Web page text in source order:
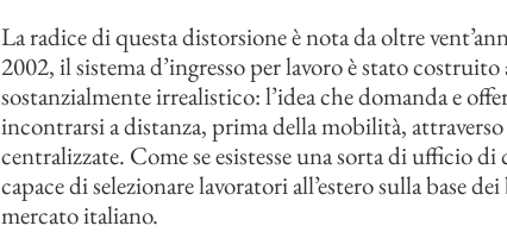
La radice di questa distorsione è nota da oltre
2002, il sistema d’ingresso per lavoro è stato
sostanzialmente irrealistico: l’idea che domanda e
incontrarsi a distanza, prima della mobilità,
centralizzate. Come se esistesse una sorta di ufficio
capace di selezionare lavoratori all’estero sulla base
mercato italiano.